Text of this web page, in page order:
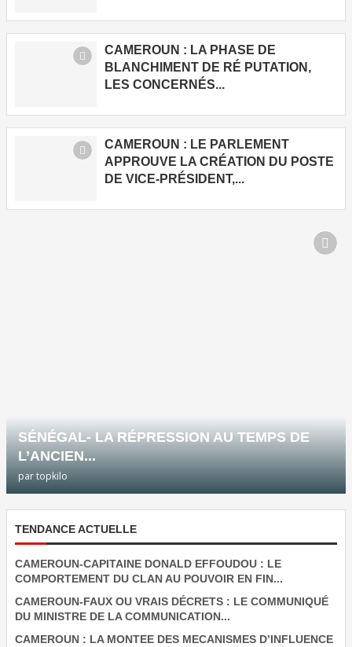
CAMEROUN : LA PHASE DE
BLANCHIMENT DE RÉ PUTATION,
LES CONCERNÉS...
CAMEROUN : LE PARLEMENT
APPROUVE LA CRÉATION DU POSTE
DE VICE-PRÉSIDENT,...
SÉNÉGAL- LA RÉPRESSION AU TEMPS DE
L’ANCIEN...
partopkilo
TENDANCE ACTUELLE
CAMEROUN-CAPITAINE DONALD EFFOUDOU : LE
COMPORTEMENT DU CLAN AU POUVOIR EN FIN...
CAMEROUN-FAUX OU VRAIS DÉCRETS : LE COMMUNIQUÉ
DU MINISTRE DE LA COMMUNICATION...
CAMEROUN : LA MONTEE DES MECANISMES D’INFLUENCE